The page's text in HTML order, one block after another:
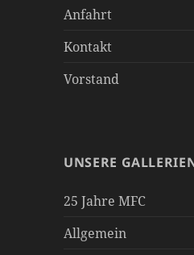
Anfahrt
Kontakt
Vorstand
UNSERE
25 Jahre MFC
Allgemein